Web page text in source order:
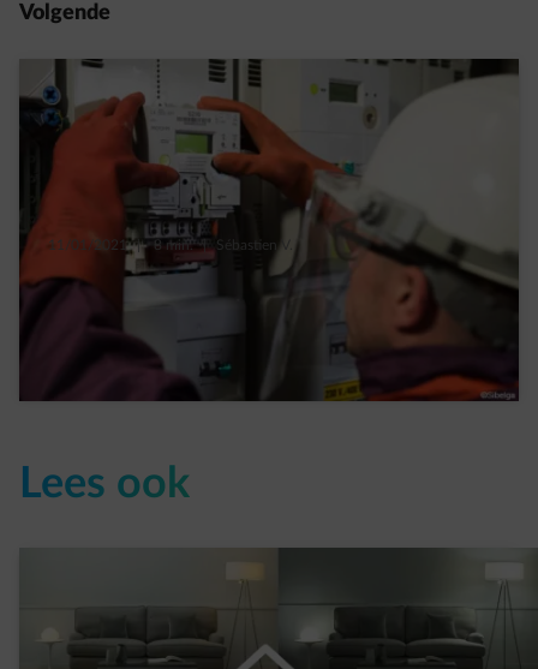
Volgende
11/01/2021 | 8 min. | Sébastien V.
De digitale meter in België: wanneer, prijs,
wat als je er geen wil, zonnepanelen
Read more
Lees ook